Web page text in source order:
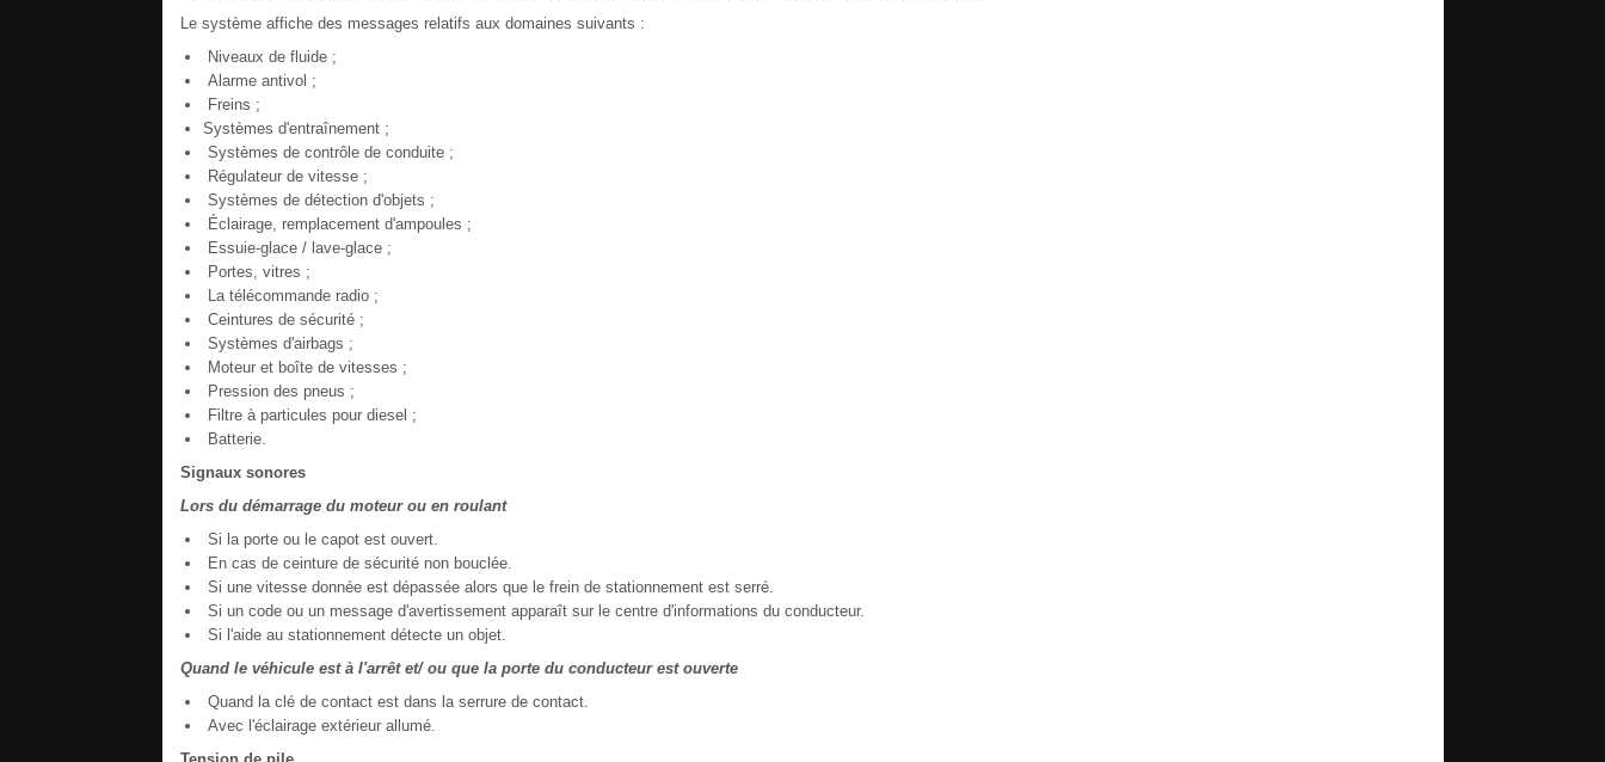
Le système affiche des messages relatifs aux domaines suivants :
Niveaux de fluide ;
Alarme antivol ;
Freins ;
Systèmes d'entraînement ;
Systèmes de contrôle de conduite ;
Régulateur de vitesse ;
Systèmes de détection d'objets ;
Éclairage, remplacement d'ampoules ;
Essuie-glace / lave-glace ;
Portes, vitres ;
La télécommande radio ;
Ceintures de sécurité ;
Systèmes d'airbags ;
Moteur et boîte de vitesses ;
Pression des pneus ;
Filtre à particules pour diesel ;
Batterie.
Signaux sonores
Lors du démarrage du moteur ou en roulant
Si la porte ou le capot est ouvert.
En cas de ceinture de sécurité non bouclée.
Si une vitesse donnée est dépassée alors que le frein de stationnement est serré.
Si un code ou un message d'avertissement apparaît sur le centre d'informations du conducteur.
Si l'aide au stationnement détecte un objet.
Quand le véhicule est à l'arrêt et/ ou que la porte du conducteur est ouverte
Quand la clé de contact est dans la serrure de contact.
Avec l'éclairage extérieur allumé.